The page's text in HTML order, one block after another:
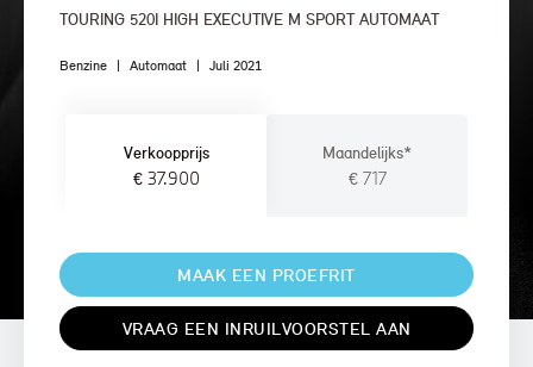
TOURING 520I HIGH EXECUTIVE M SPORT AUTOMAAT
Benzine | Automaat | Juli 2021
Verkoopprijs
€ 37.900
Maandelijks*
€ 717
MAAK EEN PROEFRIT
VRAAG EEN INRUILVOORSTEL AAN